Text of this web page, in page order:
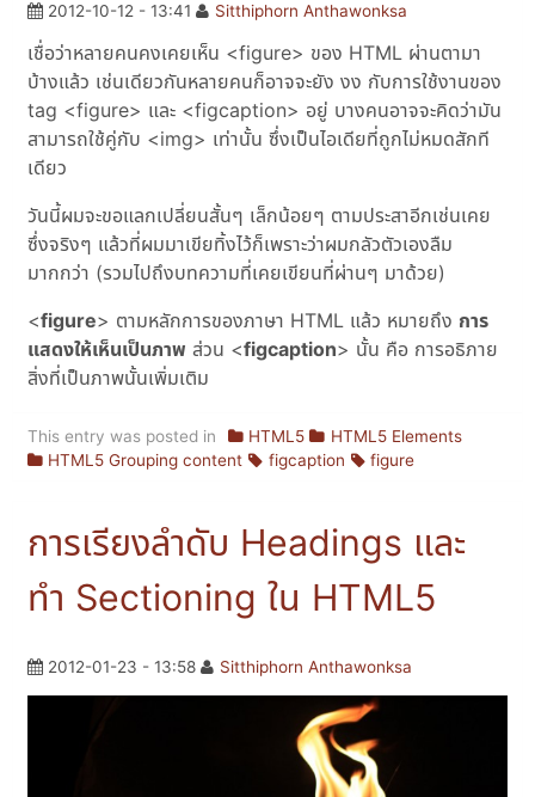
2012-10-12 - 13:41 Sitthiphorn Anthawonksa
เชื่อว่าหลายคนคงเคยเห็น <figure> ของ HTML ผ่านตามา
บ้างแล้ว เช่นเดียวกันหลายคนก็อาจจะยัง งง กับการใช้งานของ
tag <figure> และ <figcaption> อยู่ บางคนอาจจะคิดว่ามัน
สามารถใช้คู่กับ <img> เท่านั้น ซึ่งเป็นไอเดียที่ถูกไม่หมดสักที
เดียว
วันนี้ผมจะขอแลกเปลี่ยนสั้นๆ เล็กน้อยๆ ตามประสาอีกเช่นเคย
ซึ่งจริงๆ แล้วที่ผมมาเขียทิ้งไว้ก็เพราะว่าผมกลัวตัวเองลืม
มากกว่า (รวมไปถึงบทความที่เคยเขียนที่ผ่านๆ มาด้วย)
<figure> ตามหลักการของภาษา HTML แล้ว หมายถึง การ
แสดงให้เห็นเป็นภาพ ส่วน <figcaption> นั้น คือ การอธิภาย
สิ่งที่เป็นภาพนั้นเพิ่มเติม
This entry was posted in HTML5
HTML5 Elements
HTML5 Grouping content
figcaption figure
การเรียงลำดับ Headings และ
ทำ Sectioning ใน HTML5
2012-01-23 - 13:58 Sitthiphorn Anthawonksa